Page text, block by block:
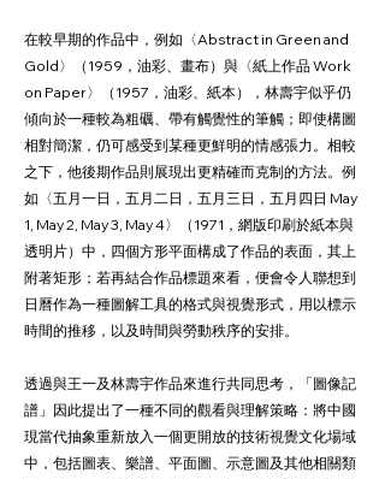
在較早期的作品中，例如〈Abstract in Green and
Gold〉（1959，油彩、畫布）與〈紙上作品 Work
on Paper〉（1957，油彩、紙本），林壽宇似乎仍
傾向於一種較為粗礪、帶有觸覺性的筆觸；即使構圖
相對簡潔，仍可感受到某種更鮮明的情感張力。相較
之下，他後期作品則展現出更精確而克制的方法。例
如〈五月一日，五月二日，五月三日，五月四日 May
1, May 2, May 3, May 4〉（1971，網版印刷於紙本與
透明片）中，四個方形平面構成了作品的表面，其上
附著矩形；若再結合作品標題來看，便會令人聯想到
日曆作為一種圖解工具的格式與視覺形式，用以標示
時間的推移，以及時間與勞動秩序的安排。
透過與王一及林壽宇作品來進行共同思考，「圖像記
譜」因此提出了一種不同的觀看與理解策略：將中國
現當代抽象重新放入一個更開放的技術視覺文化場域
中，包括圖表、樂譜、平面圖、示意圖及其他相關類